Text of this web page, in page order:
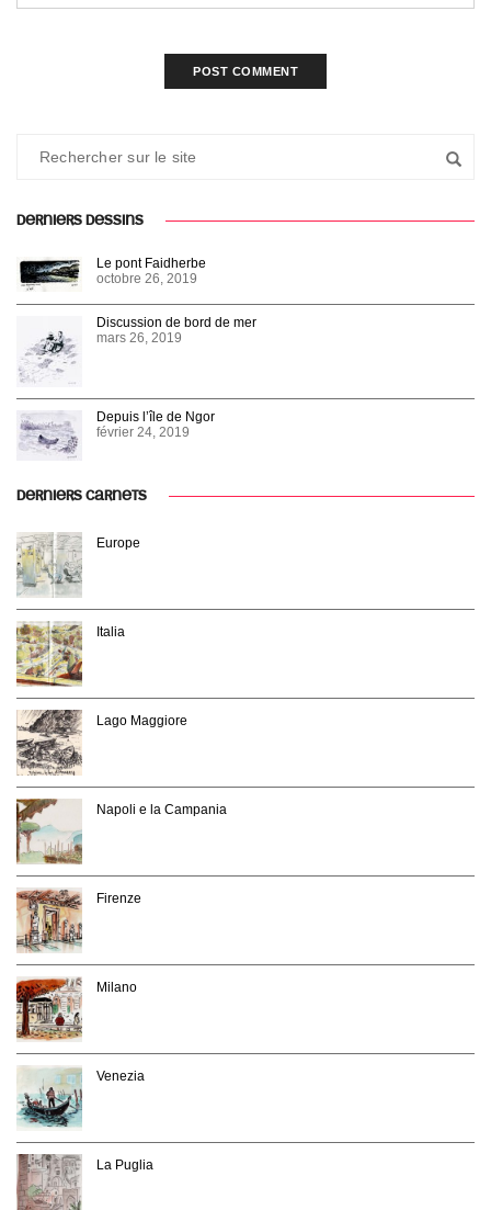
DERNIERS DESSINS
Le pont Faidherbe
octobre 26, 2019
Discussion de bord de mer
mars 26, 2019
Depuis l’île de Ngor
février 24, 2019
DERNIERS CARNETS
Europe
Italia
Lago Maggiore
Napoli e la Campania
Firenze
Milano
Venezia
La Puglia